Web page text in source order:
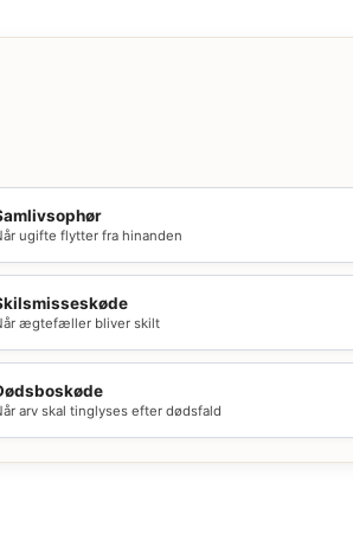
ugifte flytter fra hinanden
ægtefæller bliver skilt
arv skal tinglyses efter dødsfald